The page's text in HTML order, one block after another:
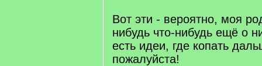
q
]
Вот эти - вероятно, моя
нибудь что-нибудь ещё о
есть идеи, где копать
пожалуйста!